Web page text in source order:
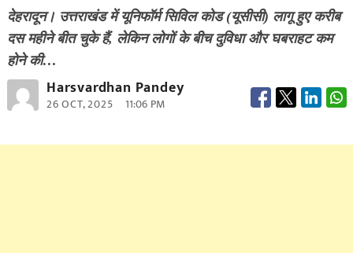
देहरादून। उत्तराखंड में यूनिफॉर्म सिविल कोड (यूसीसी) लागू हुए करीब
दस महीने बीत चुके हैं, लेकिन लोगों के बीच दुविधा और घबराहट कम
होने की…
Harsvardhan Pandey
26 OCT, 2025 11:06 PM